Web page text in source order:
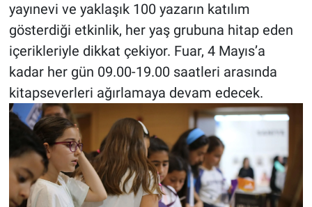
yayınevi ve yaklaşık 100 yazarın katılım
gösterdiği etkinlik, her yaş grubuna hitap eden
içerikleriyle dikkat çekiyor. Fuar, 4 Mayıs’a
kadar her gün 09.00-19.00 saatleri arasında
kitapseverleri ağırlamaya devam edecek.